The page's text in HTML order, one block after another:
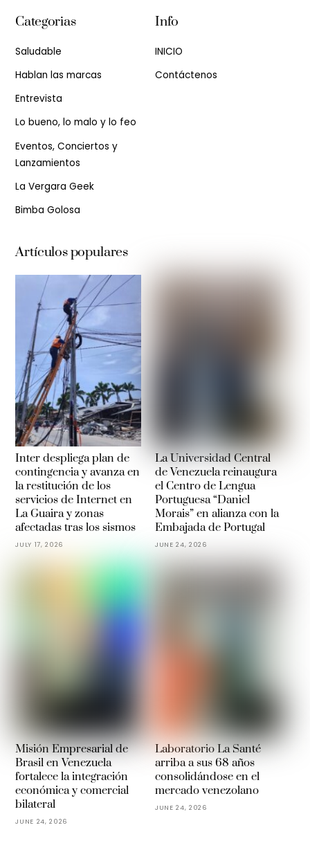
Categorias
Saludable
Hablan las marcas
Entrevista
Lo bueno, lo malo y lo feo
Eventos, Conciertos y
Lanzamientos
La Vergara Geek
Bimba Golosa
Info
INICIO
Contáctenos
Artículos populares
Inter despliega plan de
contingencia y avanza en
la restitución de los
servicios de Internet en
La Guaira y zonas
afectadas tras los sismos
JULY 17, 2026
La Universidad Central
de Venezuela reinaugura
el Centro de Lengua
Portuguesa “Daniel
Morais” en alianza con la
Embajada de Portugal
JUNE 24, 2026
Misión Empresarial de
Brasil en Venezuela
fortalece la integración
económica y comercial
bilateral
JUNE 24, 2026
Laboratorio La Santé
arriba a sus 68 años
consolidándose en el
mercado venezolano
JUNE 24, 2026